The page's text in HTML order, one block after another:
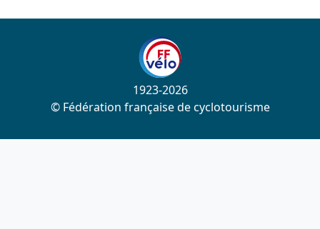
1923-2026
© Fédération française de cyclotourisme